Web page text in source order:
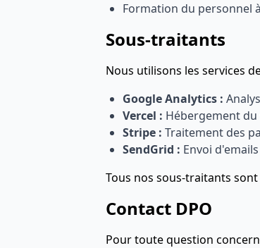
Formation du personnel
Sous-traitants
Nous utilisons les services
Google Analytics :
Vercel : Hébergement du
Stripe : Traitement des
SendGrid : Envoi d'emails
Tous nos sous-traitants
Contact DPO
Pour toute question